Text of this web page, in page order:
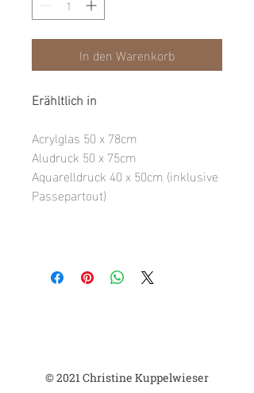
In den Warenkorb
Erähltlich in
Acrylglas 50 x 78cm
Aludruck 50 x 75cm
Aquarelldruck 40 x 50cm (inklusive
Passepartout)
© 2021 Christine Kuppelwieser